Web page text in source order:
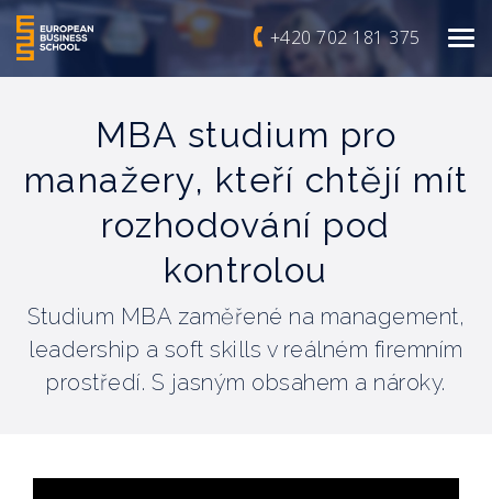
+420 702 181 375
MBA studium pro
manažery, kteří chtějí mít
rozhodování pod
kontrolou
Studium MBA zaměřené na management,
leadership a soft skills v reálném firemním
prostředí. S jasným obsahem a nároky.